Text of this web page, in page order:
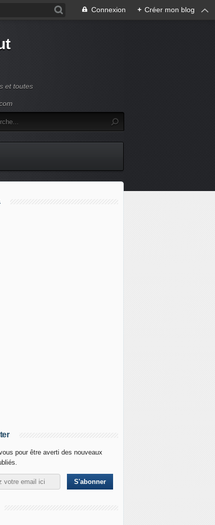
Connexion + Créer mon blog
et toutes
pour être averti des nouveaux